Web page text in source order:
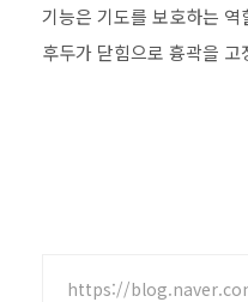
기능은 기도를 보호하는
후두가 닫힘으로 흉곽을
https://